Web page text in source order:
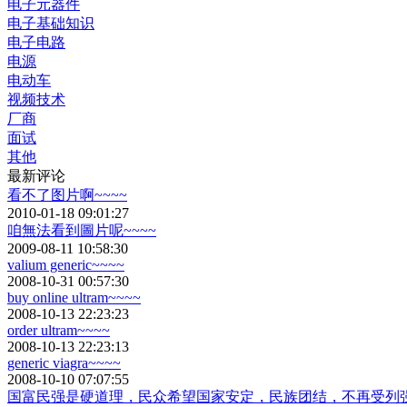
电子元器件
电子基础知识
电子电路
电源
电动车
视频技术
厂商
面试
其他
最新评论
看不了图片啊~~~~
2010-01-18 09:01:27
咱無法看到圖片呢~~~~
2009-08-11 10:58:30
valium generic~~~~
2008-10-31 00:57:30
buy online ultram~~~~
2008-10-13 22:23:23
order ultram~~~~
2008-10-13 22:23:13
generic viagra~~~~
2008-10-10 07:07:55
国富民强是硬道理，民众希望国家安定，民族团结，不再受列